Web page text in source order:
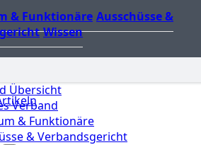
& Funktionäre Ausschüsse &
Wissen
Übersicht
Verband
& Funktionäre
& Verbandsgericht